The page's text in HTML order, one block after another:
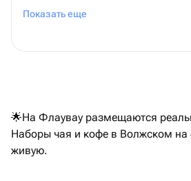
букет, - именинница довольна
Показать еще
🌟На Флаувау размещаются
Наборы чая и кофе в Волжском на
живую.